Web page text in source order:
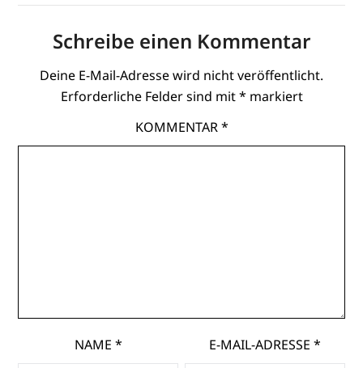
Schreibe einen Kommentar
Deine E-Mail-Adresse wird nicht veröffentlicht.
Erforderliche Felder sind mit* markiert
KOMMENTAR*
NAME * E-MAIL-ADRESSE *